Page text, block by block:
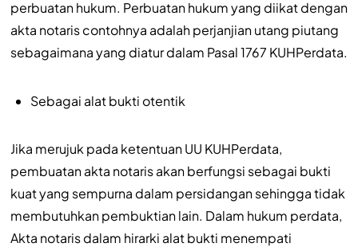
perbuatan hukum. Perbuatan hukum yang diikat dengan
akta notaris contohnya adalah perjanjian utang piutang
sebagaimana yang diatur dalam Pasal 1767 KUHPerdata.
Sebagai alat bukti otentik
Jika merujuk pada ketentuan UU KUHPerdata,
pembuatan akta notaris akan berfungsi sebagai bukti
kuat yang sempurna dalam persidangan sehingga tidak
membutuhkan pembuktian lain. Dalam hukum perdata,
Akta notaris dalam hirarki alat bukti menempati